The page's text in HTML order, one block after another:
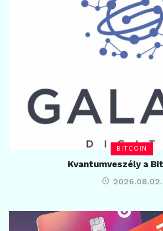
BITCOIN
Kvantumveszély a
2026.08.02.